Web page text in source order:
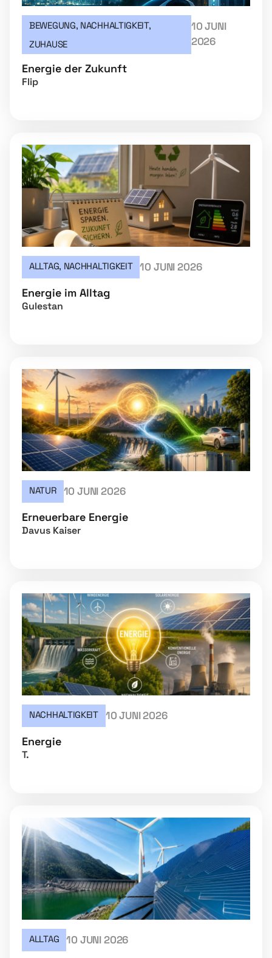
BEWEGUNG, NACHHALTIGKEIT,
ZUHAUSE
10 JUNI
2026
Energie der Zukunft
Flip
ALLTAG, NACHHALTIGKEIT 10 JUNI 2026
Energie im Alltag
Gulestan
NATUR 10 JUNI 2026
Erneuerbare Energie
Davus Kaiser
NACHHALTIGKEIT 10 JUNI 2026
Energie
T.
ALLTAG 10 JUNI 2026